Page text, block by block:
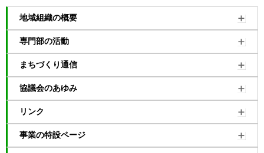
地域組織の概要
専門部の活動
まちづくり通信
協議会のあゆみ
リンク
事業の特設ページ